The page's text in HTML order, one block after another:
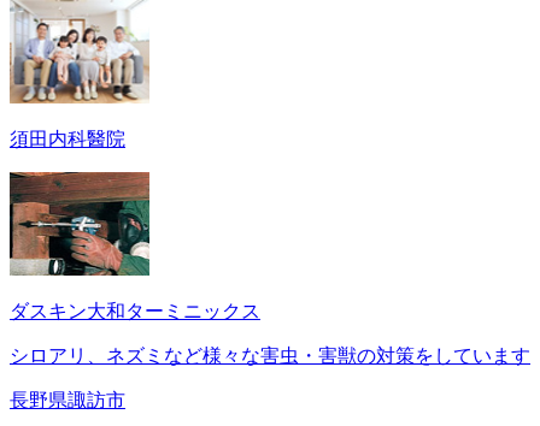
須田内科醫院
ダスキン大和ターミニックス
シロアリ、ネズミなど様々な害虫・害獣の対策をしています
長野県諏訪市